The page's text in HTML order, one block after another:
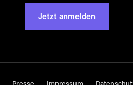
Jetzt anmelden